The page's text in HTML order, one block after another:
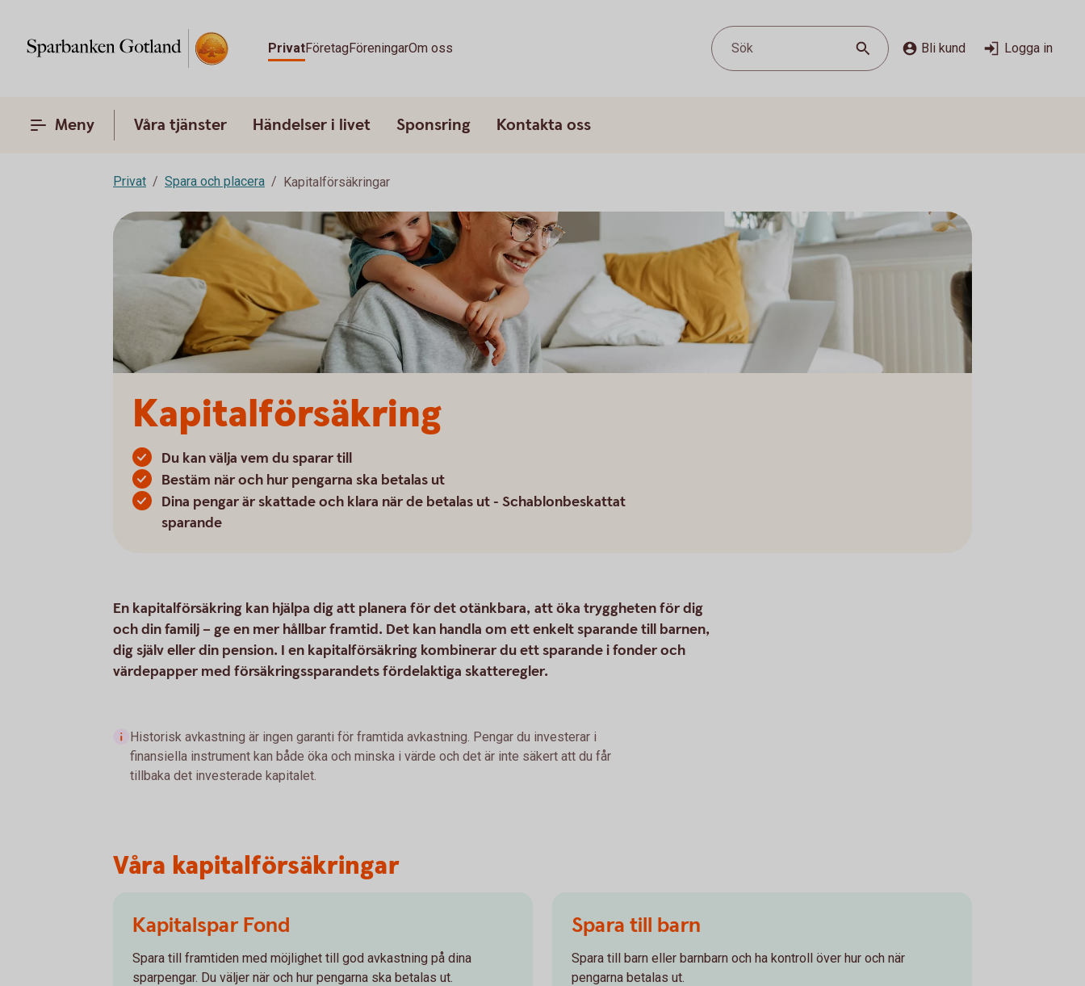
PrivatFöretagFöreningarOm oss Sök Bli kund Logga in
Meny Våra tjänster Händelser i livet Sponsring Kontakta oss
Privat Spara och placera Kapitalförsäkringar
Kapitalförsäkring
Du kan välja vem du sparar till
Bestäm när och hur pengarna ska betalas ut
Dina pengar är skattade och klara när de betalas ut - Schablonbeskattat
sparande
En kapitalförsäkring kan hjälpa dig att planera för det otänkbara, att öka tryggheten för dig
och din familj – ge en mer hållbar framtid. Det kan handla om ett enkelt sparande till barnen,
dig själv eller din pension. I en kapitalförsäkring kombinerar du ett sparande i fonder och
värdepapper med försäkringssparandets fördelaktiga skatteregler.
Historisk avkastning är ingen garanti för framtida avkastning. Pengar du investerar i
finansiella instrument kan både öka och minska i värde och det är inte säkert att du får
tillbaka det investerade kapitalet.
Våra kapitalförsäkringar
Kapitalspar Fond
Spara till framtiden med möjlighet till god avkastning på dina
sparpengar. Du väljer när och hur pengarna ska betalas ut.
Spara till barn
Spara till barn eller barnbarn och ha kontroll över hur och när
pengarna betalas ut.